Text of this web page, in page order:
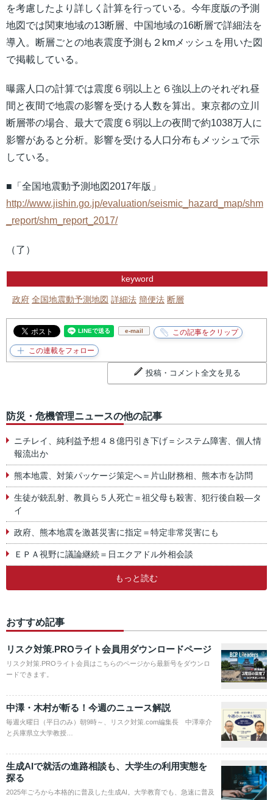
を考慮したより詳しく計算を行っている。今年度版の予測
地図では関東地域の13断層、中国地域の16断層で詳細法を
導入。断層ごとの地表震度予測も２kmメッシュを用いた図
で掲載している。
曝露人口の計算では震度６弱以上と６強以上のそれぞれ昼
間と夜間で地震の影響を受ける人数を算出。東京都の立川
断層帯の場合、最大で震度６弱以上の夜間で約1038万人に
影響があると分析。影響を受ける人口分布もメッシュで示
している。
■「全国地震動予測地図2017年版」
http://www.jishin.go.jp/evaluation/seismic_hazard_map/shm
_report/shm_report_2017/
（了）
keyword
政府 全国地震動予測地図 詳細法 簡便法 断層
e-mail
投稿・コメント全文を見る
防災・危機管理ニュースの他の記事
ニチレイ、純利益予想４８億円引き下げ＝システム障害、個人情
報流出か
熊本地震、対策パッケージ策定へ＝片山財務相、熊本市を訪問
生徒が銃乱射、教員ら５人死亡＝祖父母も殺害、犯行後自殺―タ
イ
政府、熊本地震を激甚災害に指定＝特定非常災害にも
ＥＰＡ視野に議論継続＝日エクアドル外相会談
もっと読む
おすすめ記事
リスク対策.PROライト会員用ダウンロードページ
リスク対策.PROライト会員はこちらのページから最新号をダウンロ
ードできます。
中澤・木村が斬る！今週のニュース解説
毎週火曜日（平日のみ）朝9時～、リスク対策.com編集長 中澤幸介
と兵庫県立大学教授…
生成AIで就活の進路相談も、大学生の利用実態を
探る
2025年ごろから本格的に普及した生成AI。大学教育でも、急速に普及